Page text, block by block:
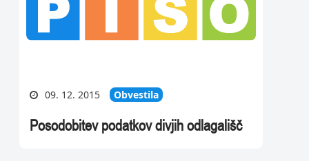
09. 12. 2015 Obvestila
Posodobitev podatkov divjih odlagališč